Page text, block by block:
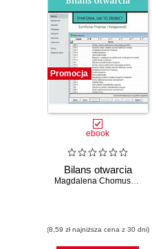
Promocja
ebook
Bilans otwarcia
Magdalena Chomuszko
(8,59 zł najniższa cena z 30 dni)